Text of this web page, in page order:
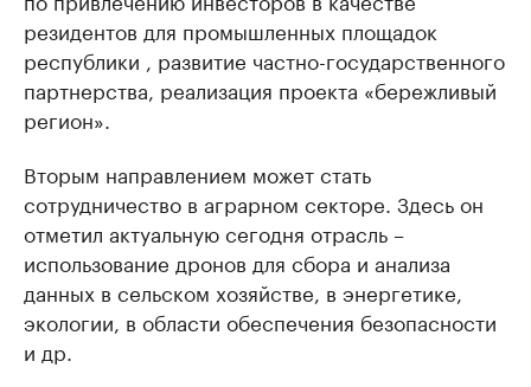
резидентов для промышленных площадок
республики , развитие частно-государственного
партнерства, реализация проекта «бережливый
регион».
Вторым направлением может стать
сотрудничество в аграрном секторе. Здесь он
отметил актуальную сегодня отрасль –
использование дронов для сбора и анализа
данных в сельском хозяйстве, в энергетике,
экологии, в области обеспечения безопасности
и др.